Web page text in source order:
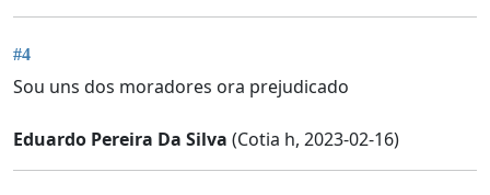
#4
Sou uns dos moradores ora prejudicado
Eduardo Pereira Da Silva (Cotia h, 2023-02-16)